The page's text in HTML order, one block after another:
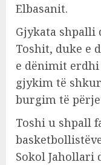
Elbasanit.
Gjykata
Toshit, duke e
e dënimit
gjykim të
burgim të
Toshi u shpall
Sokol Jahollari